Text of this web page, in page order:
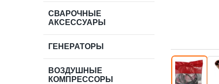
СВАРОЧНЫЕ
АКСЕССУАРЫ
ГЕНЕРАТОРЫ
ВОЗДУШНЫЕ
КОМПРЕССОРЫ